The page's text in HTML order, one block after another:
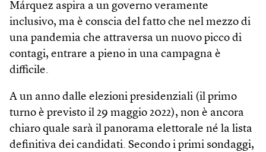
Márquez aspira a un governo veramente
inclusivo, ma è conscia del fatto che nel mezzo di
una pandemia che attraversa un nuovo picco di
contagi, entrare a pieno in una campagna è
difficile.
A un anno dalle elezioni presidenziali (il primo
turno è previsto il 29 maggio 2022), non è ancora
chiaro quale sarà il panorama elettorale né la lista
definitiva dei candidati. Secondo i primi sondaggi,